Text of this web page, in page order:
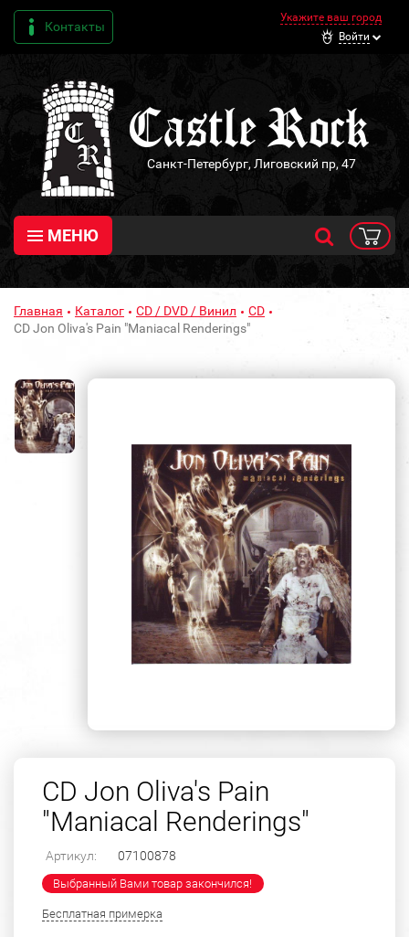
Контакты
Укажите ваш город
Войти
Санкт-Петербург, Лиговский пр, 47
МЕНЮ
Главная Каталог CD / DVD / Винил
CD
CD Jon Oliva's Pain "Maniacal Renderings"
CD Jon Oliva's Pain
"Maniacal Renderings"
Артикул: 07100878
Выбранный Вами товар закончился!
Бесплатная примерка